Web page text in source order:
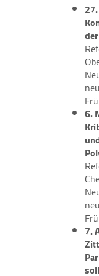
6.
7.